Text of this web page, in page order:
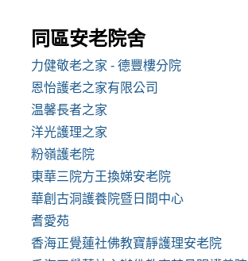
同區安老院舍
力健敬老之家 - 德豐樓分院
恩怡護老之家有限公司
温馨長者之家
洋光護理之家
粉嶺護老院
東華三院方王換娣安老院
華創古洞護養院暨日間中心
耆愛苑
香海正覺蓮社佛教寶靜護理安老院